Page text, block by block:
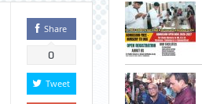
Share
0
Tweet